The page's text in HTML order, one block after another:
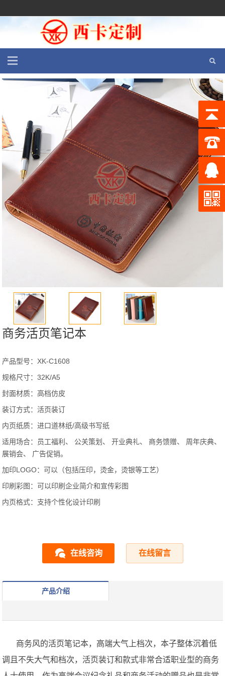
商务活页笔记本
产品型号：XK-C1608
规格尺寸：32K/A5
封面材质：高档仿皮
装订方式：活页装订
内页纸质：进口道林纸/高级书写纸
适用场合：员工福利、 公关策划、 开业典礼、 商务馈赠、 周年庆典、
展销会、 广告促销。
加印LOGO：可以（包括压印，烫金，烫银等工艺）
印刷彩图：可以印刷企业简介和宣传彩图
内页格式：支持个性化设计印刷
在线咨询 在线留言
产品介绍
商务风的活页笔记本，高端大气上档次，本子整体沉着低
调且不失大气和档次，活页装订和款式非常合适职业型的商务